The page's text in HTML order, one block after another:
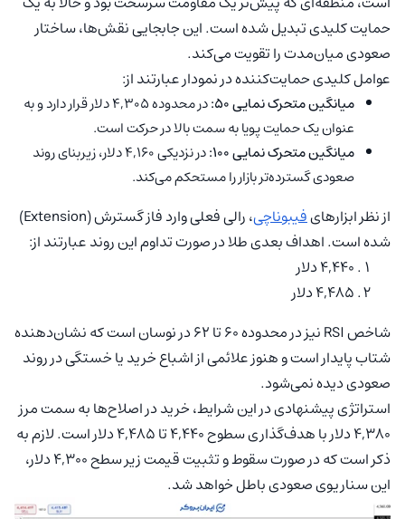
حمایت کلیدی تبدیل شده است. این جابجایی نقش‌ها، ساختار
صعودی میان‌مدت را تقویت می‌کند.
عوامل کلیدی حمایت‌کننده در نمودار عبارتند از:
میانگین متحرک نمایی ۵۰:
در محدوده ۴,۳۰۵ دلار قرار دارد و به
عنوان یک حمایت پویا به سمت بالا در حرکت است.
میانگین متحرک نمایی ۱۰۰:
در نزدیکی ۴,۱۶۰ دلار، زیربنای روند
صعودی گسترده‌تر بازار را مستحکم می‌کند.
از نظر ابزارهایفیبوناچی
، رالی فعلی وارد فاز گسترش (Extension)
شده است. اهداف بعدی طلا در صورت تداوم این روند عبارتند از:
۴,۴۴۰ دلار
۴,۴۸۵ دلار
شاخص RSI نیز در محدوده ۶۰ تا ۶۲ در نوسان است که نشان‌دهنده
شتاب پایدار است و هنوز علائمی از اشباع خرید یا خستگی در روند
صعودی دیده نمی‌شود.
استراتژی پیشنهادی در این شرایط، خرید در اصلاح‌ها به سمت مرز
۴,۳۸۰ دلار با هدف‌گذاری سطوح ۴,۴۴۰ تا ۴,۴۸۵ دلار است. لازم به
ذکر است که در صورت سقوط و تثبیت قیمت زیر سطح ۴,۳۰۰ دلار،
این سناریوی صعودی باطل خواهد شد.